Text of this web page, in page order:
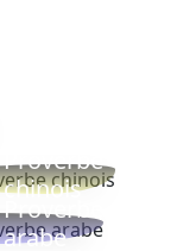
Proverbe
chinois
Proverbe
arabe